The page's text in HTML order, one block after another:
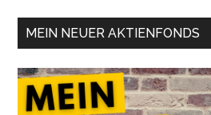
MEIN NEUER AKTIENFONDS